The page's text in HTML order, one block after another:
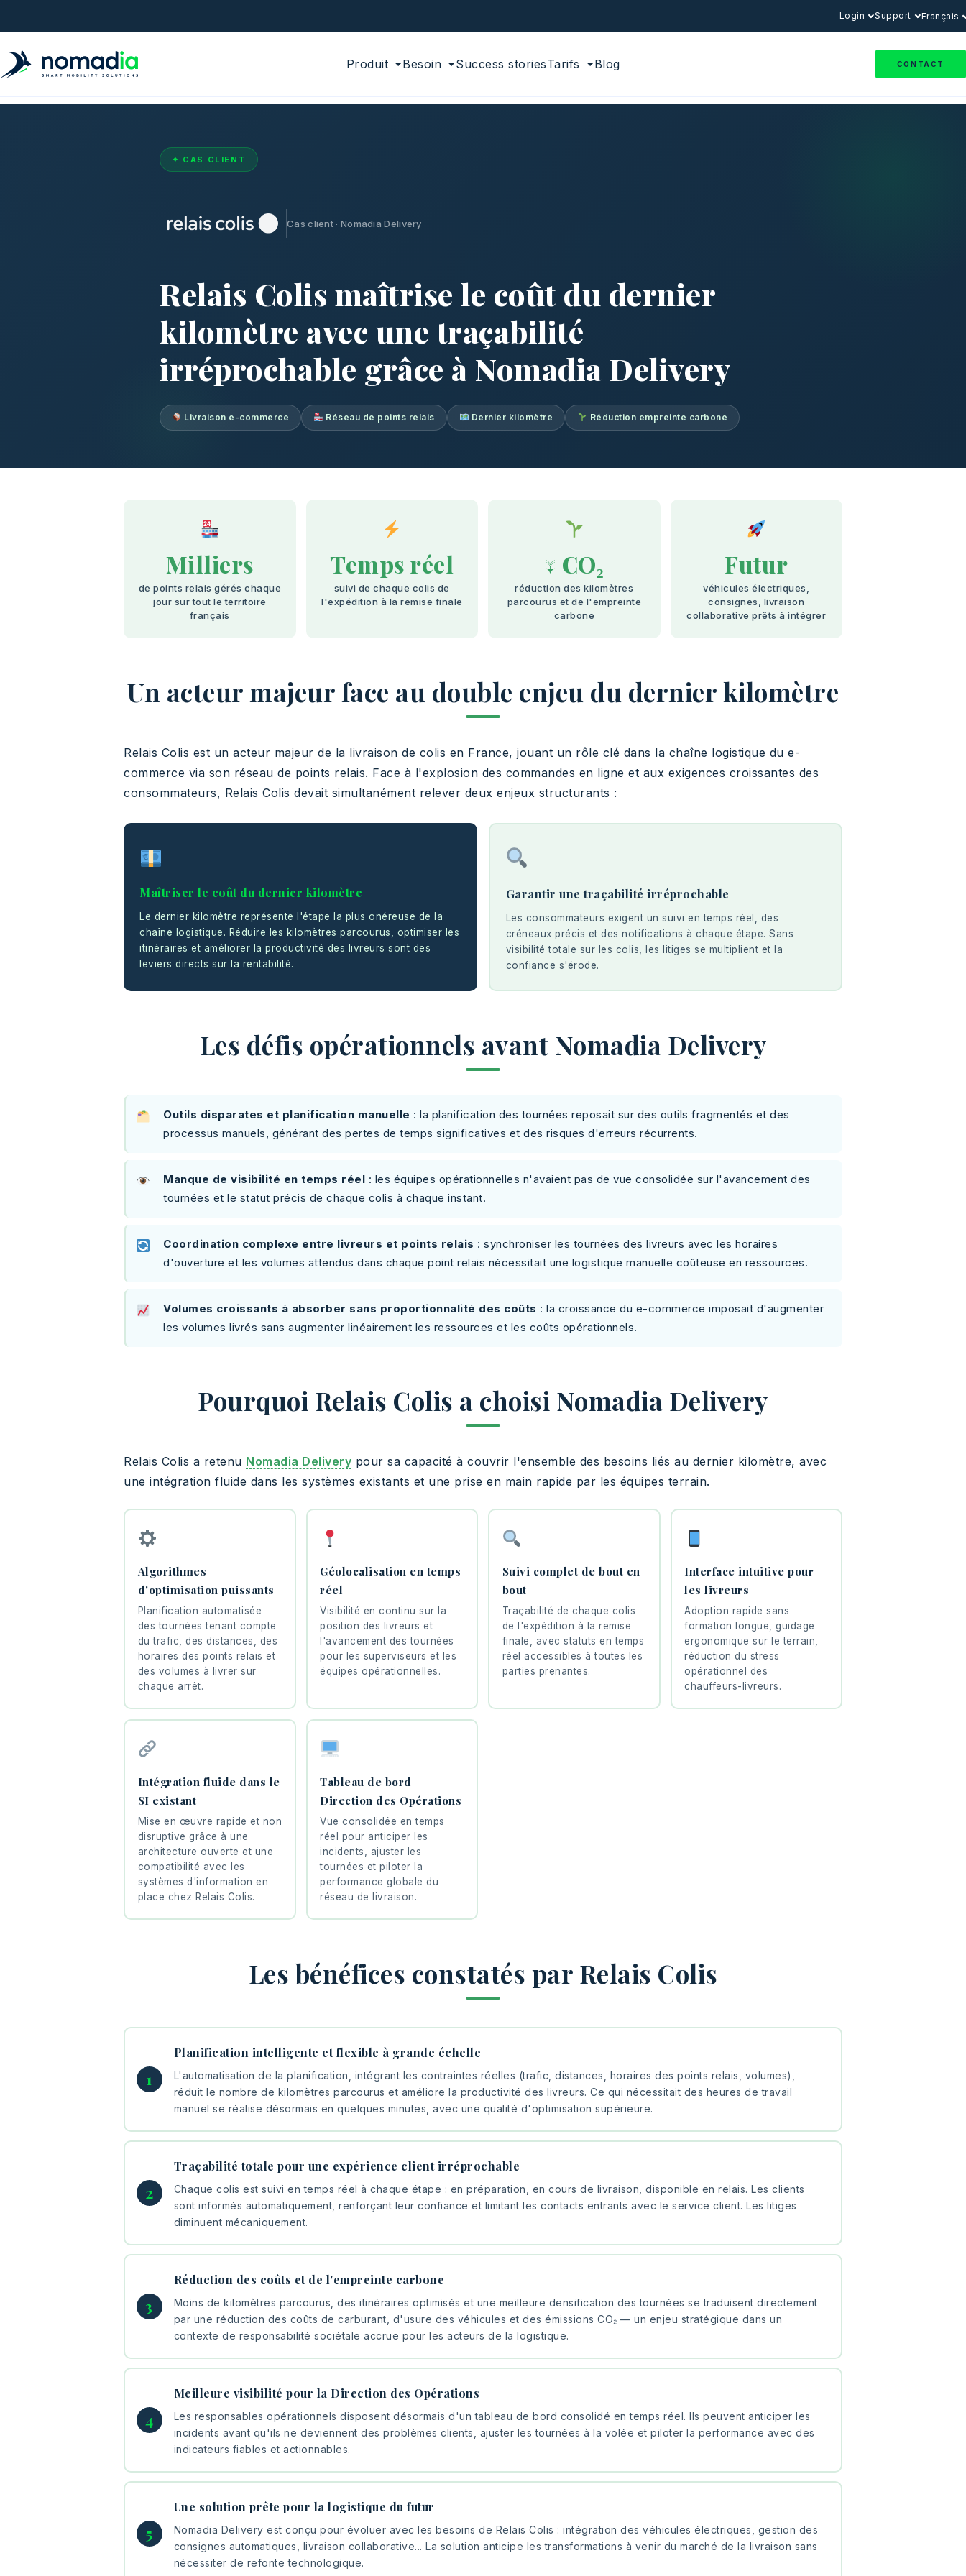
Login Support Français
Produit Besoin Success storiesTarifs Blog CONTACT
✦ CAS CLIENT
Cas client · Nomadia Delivery
Relais Colis maîtrise le coût du dernier
kilomètre avec une traçabilité
irréprochable grâce à Nomadia Delivery
Livraison e-commerce Réseau de points relais Dernier kilomètre Réduction empreinte carbone
Milliers
de points relais gérés chaque
jour sur tout le territoire
français
Temps réel
suivi de chaque colis de
l'expédition à la remise finale
↓ CO₂
réduction des kilomètres
parcourus et de l'empreinte
carbone
Futur
véhicules électriques,
consignes, livraison
collaborative prêts à intégrer
Un acteur majeur face au double enjeu du dernier kilomètre
Relais Colis est un acteur majeur de la livraison de colis en France, jouant un rôle clé dans la chaîne logistique du e-
commerce via son réseau de points relais. Face à l'explosion des commandes en ligne et aux exigences croissantes des
consommateurs, Relais Colis devait simultanément relever deux enjeux structurants :
Maîtriser le coût du dernier kilomètre
Le dernier kilomètre représente l'étape la plus onéreuse de la
chaîne logistique. Réduire les kilomètres parcourus, optimiser les
itinéraires et améliorer la productivité des livreurs sont des
leviers directs sur la rentabilité.
Garantir une traçabilité irréprochable
Les consommateurs exigent un suivi en temps réel, des
créneaux précis et des notifications à chaque étape. Sans
visibilité totale sur les colis, les litiges se multiplient et la
confiance s'érode.
Les défis opérationnels avant Nomadia Delivery
Outils disparates et planification manuelle : la planification des tournées reposait sur des outils fragmentés et des
processus manuels, générant des pertes de temps significatives et des risques d'erreurs récurrents.
Manque de visibilité en temps réel : les équipes opérationnelles n'avaient pas de vue consolidée sur l'avancement des
tournées et le statut précis de chaque colis à chaque instant.
Coordination complexe entre livreurs et points relais : synchroniser les tournées des livreurs avec les horaires
d'ouverture et les volumes attendus dans chaque point relais nécessitait une logistique manuelle coûteuse en ressources.
Volumes croissants à absorber sans proportionnalité des coûts : la croissance du e-commerce imposait d'augmenter
les volumes livrés sans augmenter linéairement les ressources et les coûts opérationnels.
Pourquoi Relais Colis a choisi Nomadia Delivery
Relais Colis a retenu Nomadia Delivery pour sa capacité à couvrir l'ensemble des besoins liés au dernier kilomètre, avec
une intégration fluide dans les systèmes existants et une prise en main rapide par les équipes terrain.
Algorithmes
d'optimisation puissants
Planification automatisée
des tournées tenant compte
du trafic, des distances, des
horaires des points relais et
des volumes à livrer sur
chaque arrêt.
Géolocalisation en temps
réel
Visibilité en continu sur la
position des livreurs et
l'avancement des tournées
pour les superviseurs et les
équipes opérationnelles.
Suivi complet de bout en
bout
Traçabilité de chaque colis
de l'expédition à la remise
finale, avec statuts en temps
réel accessibles à toutes les
parties prenantes.
Interface intuitive pour
les livreurs
Adoption rapide sans
formation longue, guidage
ergonomique sur le terrain,
réduction du stress
opérationnel des
chauffeurs-livreurs.
Intégration fluide dans le
SI existant
Mise en œuvre rapide et non
disruptive grâce à une
architecture ouverte et une
compatibilité avec les
systèmes d'information en
place chez Relais Colis.
Tableau de bord
Direction des Opérations
Vue consolidée en temps
réel pour anticiper les
incidents, ajuster les
tournées et piloter la
performance globale du
réseau de livraison.
Les bénéfices constatés par Relais Colis
Planification intelligente et flexible à grande échelle
L'automatisation de la planification, intégrant les contraintes réelles (trafic, distances, horaires des points relais, volumes),
réduit le nombre de kilomètres parcourus et améliore la productivité des livreurs. Ce qui nécessitait des heures de travail
manuel se réalise désormais en quelques minutes, avec une qualité d'optimisation supérieure.
Traçabilité totale pour une expérience client irréprochable
Chaque colis est suivi en temps réel à chaque étape : en préparation, en cours de livraison, disponible en relais. Les clients
sont informés automatiquement, renforçant leur confiance et limitant les contacts entrants avec le service client. Les litiges
diminuent mécaniquement.
Réduction des coûts et de l'empreinte carbone
Moins de kilomètres parcourus, des itinéraires optimisés et une meilleure densification des tournées se traduisent directement
par une réduction des coûts de carburant, d'usure des véhicules et des émissions CO₂ — un enjeu stratégique dans un
contexte de responsabilité sociétale accrue pour les acteurs de la logistique.
Meilleure visibilité pour la Direction des Opérations
Les responsables opérationnels disposent désormais d'un tableau de bord consolidé en temps réel. Ils peuvent anticiper les
incidents avant qu'ils ne deviennent des problèmes clients, ajuster les tournées à la volée et piloter la performance avec des
indicateurs fiables et actionnables.
Une solution prête pour la logistique du futur
Nomadia Delivery est conçu pour évoluer avec les besoins de Relais Colis : intégration des véhicules électriques, gestion des
consignes automatiques, livraison collaborative... La solution anticipe les transformations à venir du marché de la livraison sans
nécessiter de refonte technologique.